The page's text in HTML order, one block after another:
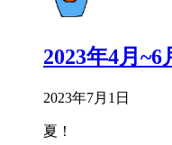
2023年4月
2023年7月1日
夏！